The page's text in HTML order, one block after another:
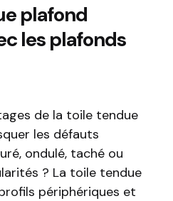
plafond
les plafonds
de la toile tendue
les défauts
ondulé, taché ou
? La toile tendue
périphériques et